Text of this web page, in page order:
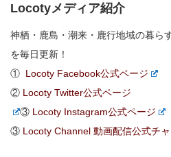
Locotyメディア紹介
神栖・鹿島・潮来・鹿行地域の暮ら
を毎日更新！
① Locoty Facebook公式ページ
② Locoty Twitter公式ページ
③ Locoty Instagram公式ページ
③ Locoty Channel 動画配信公式チ